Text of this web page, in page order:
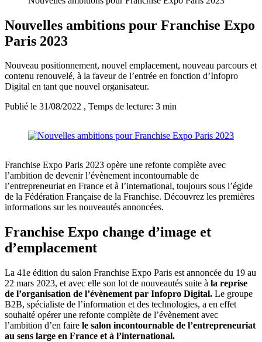
Nouvelles ambitions pour Franchise Expo
Paris 2023
Nouveau positionnement, nouvel emplacement, nouveau parcours et
contenu renouvelé, à la faveur de l’entrée en fonction d’Infopro
Digital en tant que nouvel organisateur.
Publié le 31/08/2022 , Temps de lecture: 3 min
Franchise Expo Paris 2023 opère une refonte complète avec
l’ambition de devenir l’évènement incontournable de
l’entrepreneuriat en France et à l’international, toujours sous l’égide
de la Fédération Française de la Franchise. Découvrez les premières
informations sur les nouveautés annoncées.
Franchise Expo change d’image et
d’emplacement
La 41e édition du salon Franchise Expo Paris est annoncée du 19 au
22 mars 2023, et avec elle son lot de nouveautés suite à la reprise
de l’organisation de l’évènement par Infopro Digital. Le groupe
B2B, spécialiste de l’information et des technologies, a en effet
souhaité opérer une refonte complète de l’évènement avec
l’ambition d’en faire le salon incontournable de l’entrepreneuriat
au sens large en France et à l’international.